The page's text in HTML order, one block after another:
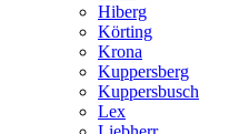
Hiberg
Körting
Krona
Kuppersberg
Kuppersbusch
Lex